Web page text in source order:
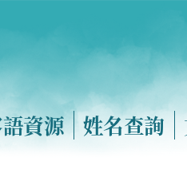
資源 姓名查詢